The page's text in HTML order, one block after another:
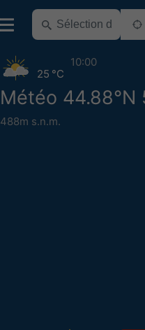
Météo 44.88°N
488m s.n.m.
25 °C
10:00